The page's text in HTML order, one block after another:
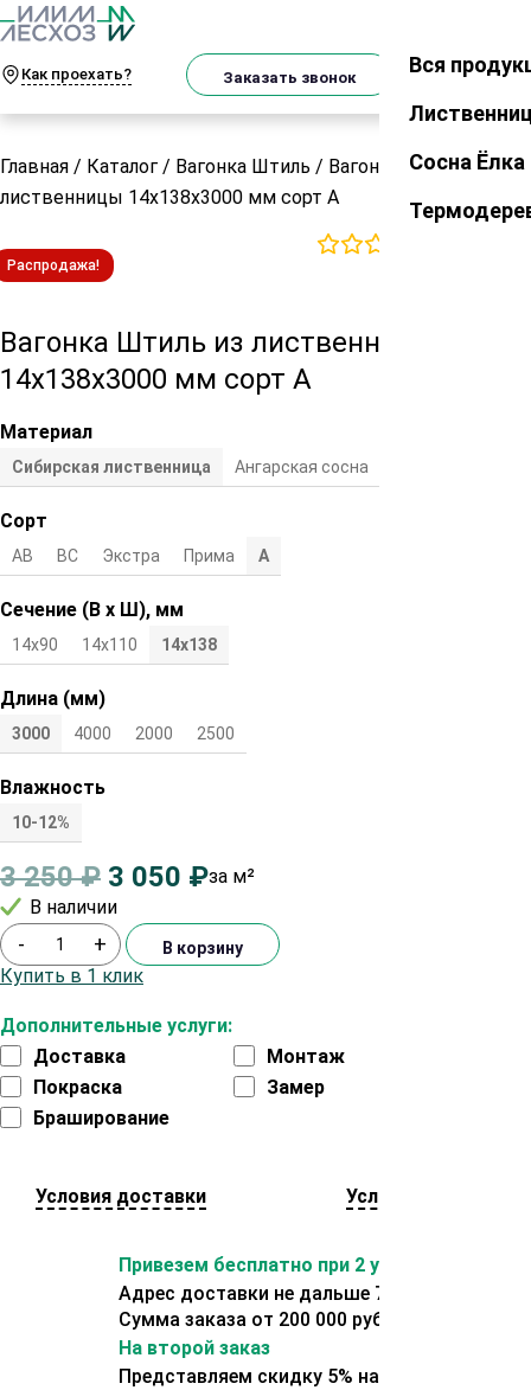
Как проехать? Заказать звонок Закрыть
Вся
Сосна Ёлка
Главная / Каталог / Вагонка Штиль / Вагонка Штиль из
лиственницы 14х138х3000 мм сорт А
Распродажа!
Вагонка Штиль из лиственницы
14х138х3000 мм сорт А
Материал
Сибирская лиственница Ангарская сосна
Сорт
АВ ВС Экстра Прима А
Сечение (В х Ш), мм
14х90 14х110 14x138
Длина (мм)
3000 4000 2000 2500
Влажность
10-12%
3 250₽ 3 050 ₽за м²
В наличии
Дополнительные услуги:
Доставка
Монтаж
Покраска
Замер
Браширование
- + В корзину
Купить в 1 клик
Условия доставки Условия оплаты
Привезем бесплатно при 2 условиях:
Адрес доставки не дальше 70 км от склада.
Сумма заказа от 200 000 рублей.
На второй заказ
Представляем скидку 5% на второй заказ